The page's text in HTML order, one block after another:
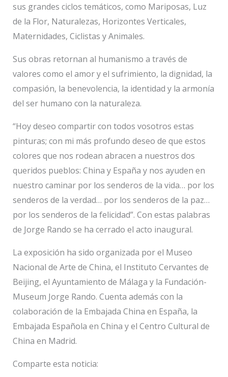
sus grandes ciclos temáticos, como Mariposas, Luz
de la Flor, Naturalezas, Horizontes Verticales,
Maternidades, Ciclistas y Animales.
Sus obras retornan al humanismo a través de
valores como el amor y el sufrimiento, la dignidad, la
compasión, la benevolencia, la identidad y la armonía
del ser humano con la naturaleza.
“Hoy deseo compartir con todos vosotros estas
pinturas; con mi más profundo deseo de que estos
colores que nos rodean abracen a nuestros dos
queridos pueblos: China y España y nos ayuden en
nuestro caminar por los senderos de la vida… por los
senderos de la verdad… por los senderos de la paz…
por los senderos de la felicidad”. Con estas palabras
de Jorge Rando se ha cerrado el acto inaugural.
La exposición ha sido organizada por el Museo
Nacional de Arte de China, el Instituto Cervantes de
Beijing, el Ayuntamiento de Málaga y la Fundación-
Museum Jorge Rando. Cuenta además con la
colaboración de la Embajada China en España, la
Embajada Española en China y el Centro Cultural de
China en Madrid.
Comparte esta noticia: